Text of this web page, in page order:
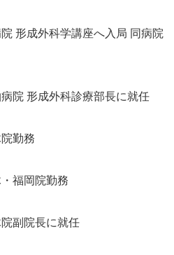
形成外科学講座へ入局 同病院
院 形成外科診療部長に就任
勤務
福岡院勤務
副院長に就任